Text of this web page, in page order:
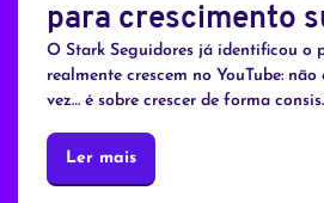
para crescimento
O Stark Seguidores já identificou o
realmente crescem no YouTube:
vez… é sobre crescer de forma
Ler mais